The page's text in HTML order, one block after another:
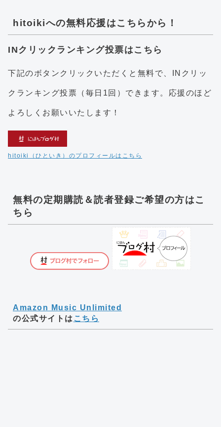
hitoikiへの無料応援はこちらから！
INクリックランキング投票はこちら
下記のボタンクリックいただくと無料で、INクリッ
クランキング投票（毎日1回）できます。応援のほど
よろしくお願いいたします！
hitoiki（ひといき）のプロフィールはこちら
無料の定期購読＆読者登録ご希望の方はこ
ちら
Amazon Music Unlimited
の公式サイトは こちら